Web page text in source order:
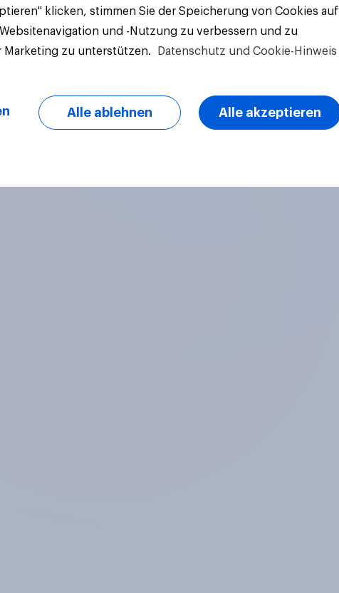
klicken, stimmen Sie der Speicherung von Cookies auf
Websitenavigation und -Nutzung zu verbessern und zu
Marketing zu unterstützen.
Datenschutz und Cookie-Hinweis
Alle ablehnen Alle akzeptieren